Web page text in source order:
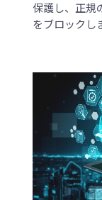
保護し、正規
をブロックし